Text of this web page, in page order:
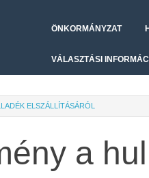
ÖNKORMÁNYZAT
VÁLASZTÁSI
ELSZÁLLÍTÁSÁRÓL
a